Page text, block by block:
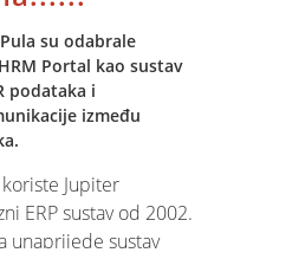
tehnologiji i
razvoj i
Software ERP i
te zahtjevan
iz postojećih
su odabrale
Portal kao sustav
podataka i
između
Jupiter
ERP sustav od 2002.
unaprijede sustav